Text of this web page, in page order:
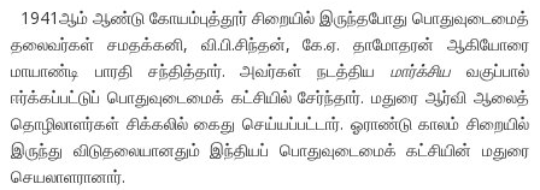
1941ஆம் ஆண்டு கோயம்புத்தூர் சிறையில் இருந்தபோது பொதுவுடைமைத்
தலைவர்கள் சமதக்கனி, வி.பி.சிந்தன், கே.ஏ. தாமோதரன் ஆகியோரை
மாயாண்டி பாரதி சந்தித்தார். அவர்கள் நடத்தியமார்க்சியவகுப்பால்
ஈர்க்கப்பட்டுப் பொதுவுடைமைக் கட்சியில் சேர்ந்தார். மதுரை ஆர்வி ஆலைத்
தொழிலாளர்கள் சிக்கலில் கைது செய்யப்பட்டார். ஓராண்டு காலம் சிறையில்
இருந்து விடுதலையானதும் இந்தியப் பொதுவுடைமைக் கட்சியின் மதுரை
செயலாளரானார்.